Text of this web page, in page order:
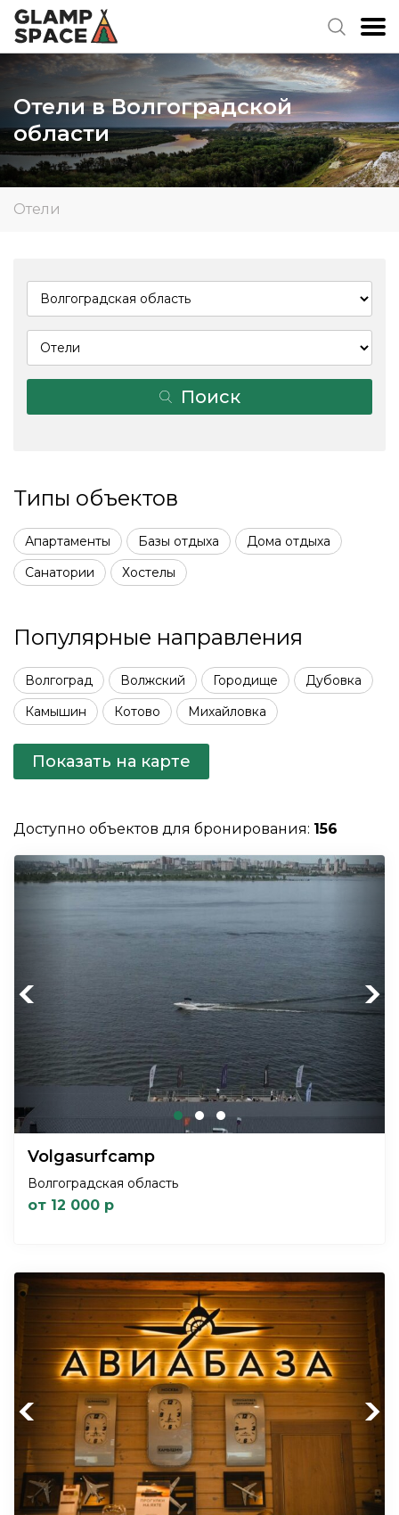
Отели в Волгоградской
области
Отели
Поиск
Типы объектов
Апартаменты Базы отдыха
Дома отдыха
Санатории
Хостелы
Популярные направления
Волгоград Волжский Городище
Дубовка
Камышин
Котово Михайловка
Показать на карте
Доступно объектов для бронирования: 156
Previous Next
Volgasurfcamp
Волгоградская область
от 12 000 р
Previous Next